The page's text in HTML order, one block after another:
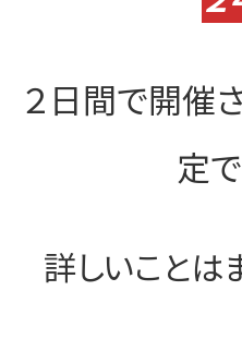
２日間で開催
定
詳しいこと